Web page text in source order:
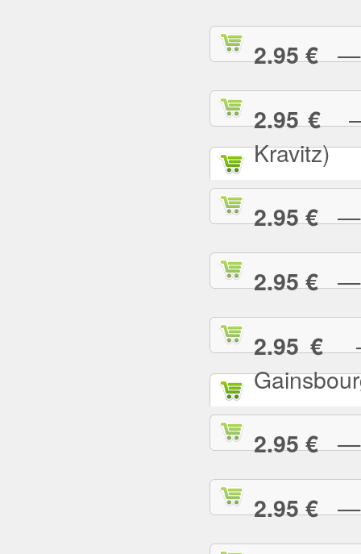
2.95 €—
2.95 €—
Kravitz)
2.95 €—
2.95 €—
2.95 €—
2.95 €—
2.95 €—